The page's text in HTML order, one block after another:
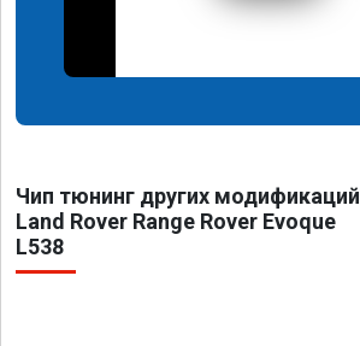
Чип тюнинг других модификаций
Land Rover Range Rover Evoque
L538